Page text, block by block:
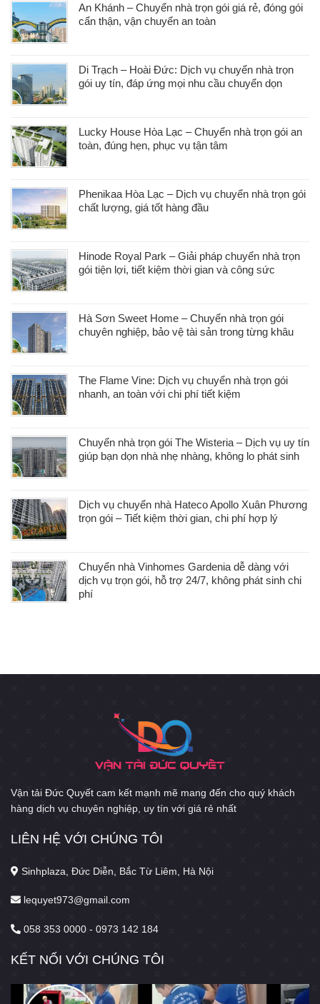
An Khánh – Chuyển nhà trọn gói giá rẻ, đóng gói
cẩn thận, vận chuyển an toàn
Di Trạch – Hoài Đức: Dịch vụ chuyển nhà trọn
gói uy tín, đáp ứng mọi nhu cầu chuyển dọn
Lucky House Hòa Lạc – Chuyển nhà trọn gói an
toàn, đúng hẹn, phục vụ tận tâm
Phenikaa Hòa Lạc – Dịch vụ chuyển nhà trọn gói
chất lượng, giá tốt hàng đầu
Hinode Royal Park – Giải pháp chuyển nhà trọn
gói tiện lợi, tiết kiệm thời gian và công sức
Hà Sơn Sweet Home – Chuyển nhà trọn gói
chuyên nghiệp, bảo vệ tài sản trong từng khâu
The Flame Vine: Dịch vụ chuyển nhà trọn gói
nhanh, an toàn với chi phí tiết kiệm
Chuyển nhà trọn gói The Wisteria – Dịch vụ uy tín
giúp bạn dọn nhà nhẹ nhàng, không lo phát sinh
Dịch vụ chuyển nhà Hateco Apollo Xuân Phương
trọn gói – Tiết kiệm thời gian, chi phí hợp lý
Chuyển nhà Vinhomes Gardenia dễ dàng với
dịch vụ trọn gói, hỗ trợ 24/7, không phát sinh chi
phí
Vận tải Đức Quyết cam kết mạnh mẽ mang đến cho quý khách
hàng dịch vụ chuyên nghiệp, uy tín với giá rẻ nhất
LIÊN HỆ VỚI CHÚNG TÔI
Sinhplaza, Đức Diễn, Bắc Từ Liêm, Hà Nội
lequyet973@gmail.com
058 353 0000 - 0973 142 184
KẾT NỐI VỚI CHÚNG TÔI